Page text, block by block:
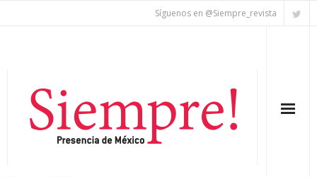
Síguenos en @Siempre_revista